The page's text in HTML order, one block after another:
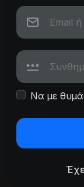
Να με